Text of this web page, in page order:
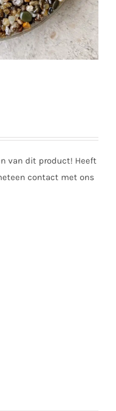
van dit product! Heeft
contact met ons